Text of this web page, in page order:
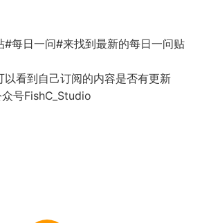
#每日一问#来找到最新的每日一问贴
以看到自己订阅的内容是否有更新
号FishC_Studio